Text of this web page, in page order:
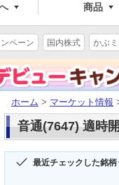
商品
ペーン 国内株式 かぶミ
ホーム > マーケット情報
音通(7647) 適時
最近チェックした銘柄